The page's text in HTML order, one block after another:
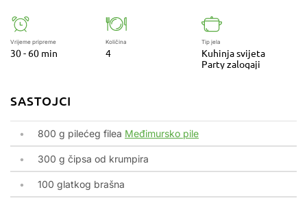
Vrijeme pripreme
30 - 60 min
Količina
4
Tip jela
Kuhinja svijeta
Party zalogaji
SASTOJCI
800 g pilećeg filea Međimursko pile
300 g čipsa od krumpira
100 glatkog brašna